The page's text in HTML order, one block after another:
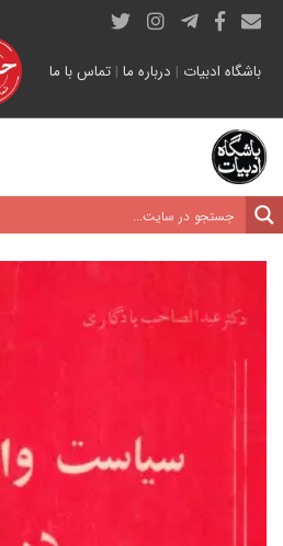
باشگاه ادبیات | درباره ما | تماس با ما